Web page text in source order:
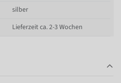
silber
Lieferzeit ca. 2-3 Wochen